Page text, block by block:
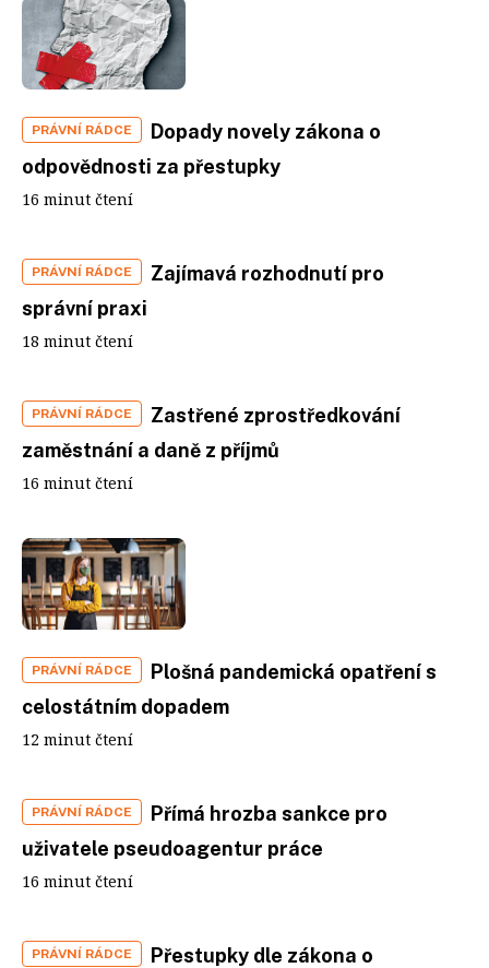
PRÁVNÍ RÁDCE
Dopady novely zákona o
odpovědnosti za přestupky
16 minut čtení
PRÁVNÍ RÁDCE
Zajímavá rozhodnutí pro
správní praxi
18 minut čtení
PRÁVNÍ RÁDCE
Zastřené zprostředkování
zaměstnání a daně z příjmů
16 minut čtení
PRÁVNÍ RÁDCE
Plošná pandemická opatření s
celostátním dopadem
12 minut čtení
PRÁVNÍ RÁDCE
Přímá hrozba sankce pro
uživatele pseudoagentur práce
16 minut čtení
PRÁVNÍ RÁDCE
Přestupky dle zákona o